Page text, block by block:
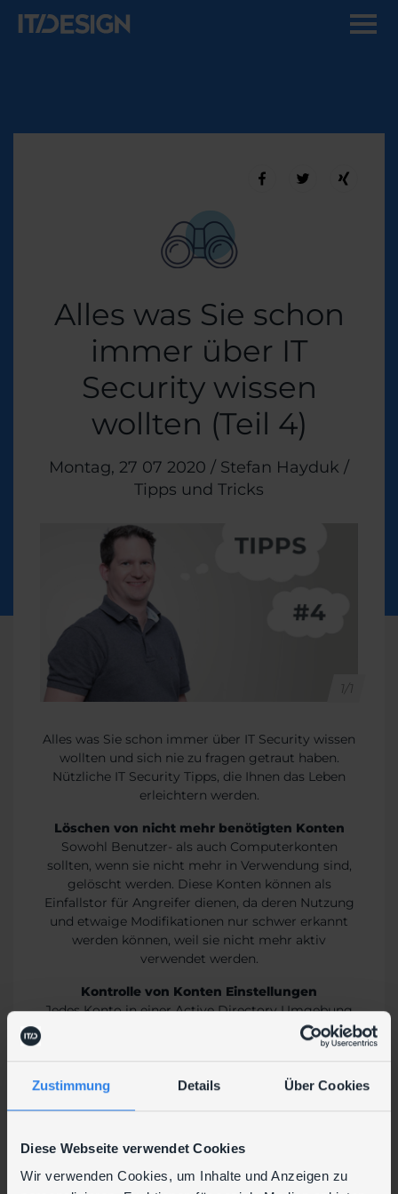
Zustimmung Details Über Cookies
Diese Webseite verwendet Cookies
Wir verwenden Cookies, um Inhalte und Anzeigen zu
Alles was Sie schon
immer über IT
Security wissen
wollten (Teil 4)
Veröffentlicht am
Montag, 27 07 2020 / Stefan Hayduk /
Themen:
Tipps und Tricks
1/1
Alles was Sie schon immer über IT Security wissen
wollten und sich nie zu fragen getraut haben​.
Nützliche IT Security Tipps, die Ihnen das Leben
erleichtern werden.
Löschen von nicht mehr benötigten Konten
Sowohl Benutzer- als auch Computerkonten
sollten, wenn sie nicht mehr in Verwendung sind,
gelöscht werden. Diese Konten können als
Einfallstor für Angreifer dienen, da deren Nutzung
und etwaige Modifikationen nur schwer erkannt
werden können, weil sie nicht mehr aktiv
verwendet werden.
Kontrolle von Konten Einstellungen
Jedes Konto in einer Active Directory Umgebung
weist sicherheitsrelevante Einstellungen auf. Diese
sollten in regelmäßigen Abständen kontrolliert
und gegebenenfalls korrekt eingestellt werden.
(z.B. Password Never Expires)
sehr häufig vor, dass schwache oder einfach zu
erratende Kennwörter genutzt werden